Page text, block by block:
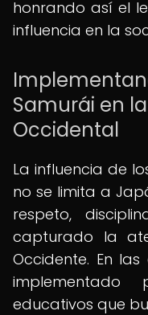
honrando así el
influencia en la
Samurái en
Occidental
La influencia de
no se limita a
respeto,
capturado la
Occidente. En
implementado
educativos que